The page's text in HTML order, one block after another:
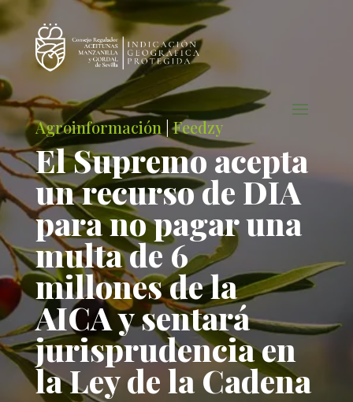
Agroinformación |Feedzy
El Supremo acepta
un recurso de DIA
para no pagar una
multa de 6
millones de la
AICA y sentará
jurisprudencia en
la Ley de la Cadena